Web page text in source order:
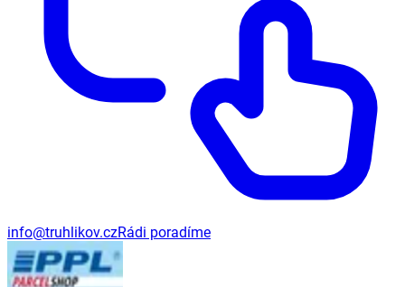
info@truhlikov.czRádi poradíme